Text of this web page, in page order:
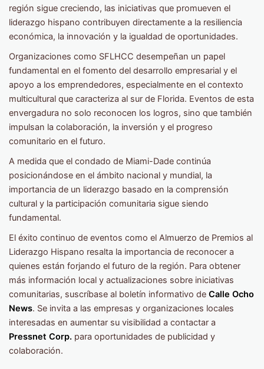
región sigue creciendo, las iniciativas que promueven el
liderazgo hispano contribuyen directamente a la resiliencia
económica, la innovación y la igualdad de oportunidades.
Organizaciones como SFLHCC desempeñan un papel
fundamental en el fomento del desarrollo empresarial y el
apoyo a los emprendedores, especialmente en el contexto
multicultural que caracteriza al sur de Florida. Eventos de esta
envergadura no solo reconocen los logros, sino que también
impulsan la colaboración, la inversión y el progreso
comunitario en el futuro.
A medida que el condado de Miami-Dade continúa
posicionándose en el ámbito nacional y mundial, la
importancia de un liderazgo basado en la comprensión
cultural y la participación comunitaria sigue siendo
fundamental.
El éxito continuo de eventos como el Almuerzo de Premios al
Liderazgo Hispano resalta la importancia de reconocer a
quienes están forjando el futuro de la región. Para obtener
más información local y actualizaciones sobre iniciativas
comunitarias, suscríbase al boletín informativo de Calle Ocho
News. Se invita a las empresas y organizaciones locales
interesadas en aumentar su visibilidad a contactar a
Pressnet Corp. para oportunidades de publicidad y
colaboración.